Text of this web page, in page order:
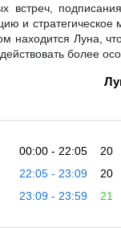
встреч,
и
находится Луна,
более
00:00 - 22:05 20
22:05 - 23:09
20
23:09 - 23:59
21